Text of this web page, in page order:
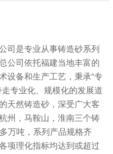
司是专业从事铸造砂系列
公司依托福建当地丰富的
设备和生产工艺，秉承“专
专业化、规模化的发展道
天然铸造砂，深受广大客
州，马鞍山，淮南三个铸
万吨，系列产品规格齐
项理化指标均达到或超过